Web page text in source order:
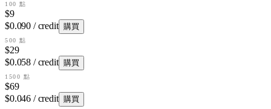
100 點
$9
$0.090 / credit 購買
500 點
$29
$0.058 / credit 購買
1500 點
$69
$0.046 / credit 購買